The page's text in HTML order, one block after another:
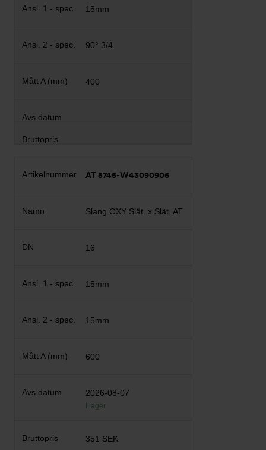
15mm
90° 3/4
400
AT 5745-W43090906
Slang OXY Slät. x Slät. AT
16
15mm
15mm
600
2026-08-07
I lager
351 SEK